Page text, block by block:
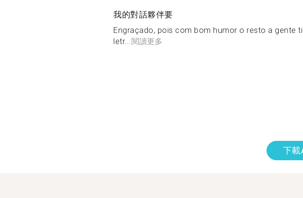
我的對話夥伴要
Engraçado, pois com bom humor o resto a gente
letr...閱讀更多
下載